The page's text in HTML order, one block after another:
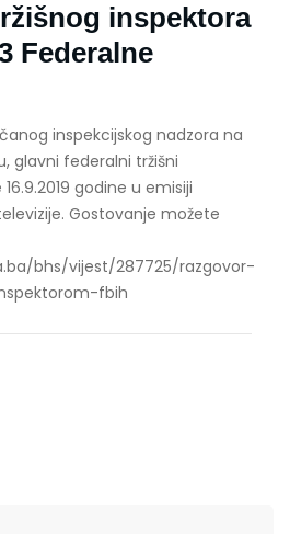
inspektora
Federalne
inspekcijskog nadzora na
glavni federalni tržišni
godine u emisiji
Gostovanje možete
bhs/vijest/287725/razgovor-
fbih